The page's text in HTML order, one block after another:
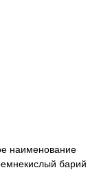
наименование
барий